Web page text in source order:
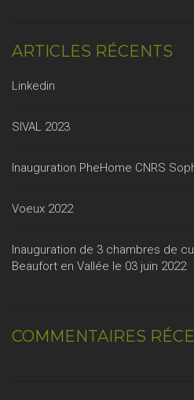
ARTICLES RÉCENTS
Linkedin
SIVAL 2023
Inauguration PheHome CNRS
Voeux 2022
Inauguration de 3 chambres de
Beaufort en Vallée le 03 juin 2022
COMMENTAIRES